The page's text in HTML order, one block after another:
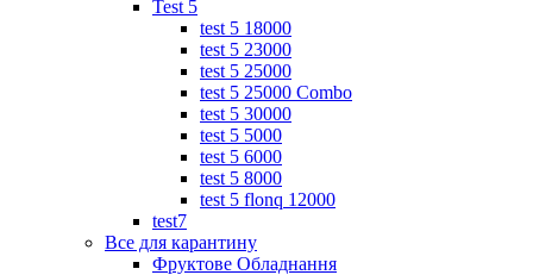
Test 5
test 5 18000
test 5 23000
test 5 25000
test 5 25000 Combo
test 5 30000
test 5 5000
test 5 6000
test 5 8000
test 5 flonq 12000
test7
Все для карантину
Фруктове Обладнання